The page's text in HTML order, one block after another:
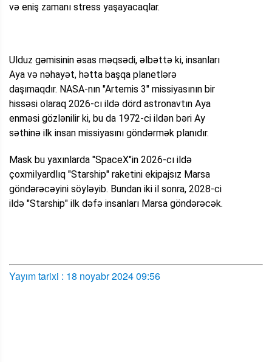
və eniş zamanı stress yaşayacaqlar.
Ulduz gəmisinin əsas məqsədi, əlbəttə ki, insanları
Aya və nəhayət, hətta başqa planetlərə
daşımaqdır. NASA-nın "Artemis 3" missiyasının bir
hissəsi olaraq 2026-cı ildə dörd astronavtın Aya
enməsi gözlənilir ki, bu da 1972-ci ildən bəri Ay
səthinə ilk insan missiyasını göndərmək planıdır.
Mask bu yaxınlarda "SpaceX"in 2026-cı ildə
çoxmilyardlıq "Starship" raketini ekipajsız Marsa
göndərəcəyini söyləyib. Bundan iki il sonra, 2028-ci
ildə "Starship" ilk dəfə insanları Marsa göndərəcək.
Yayım tarixi : 18 noyabr 2024 09:56